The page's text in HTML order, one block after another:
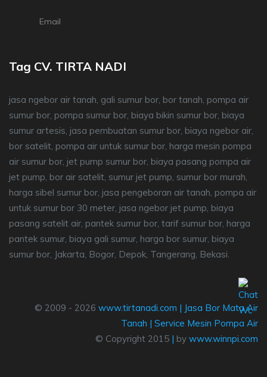
Email
Tag CV. TIRTA NADI
jasa ngebor air tanah, gali sumur bor, bor tanah, pompa air
sumur bor, pompa sumur bor, biaya bikin sumur bor, biaya
sumur artesis, jasa pembuatan sumur bor, biaya ngebor air,
bor satelit, pompa air untuk sumur bor, harga mesin pompa
air sumur bor, jet pump sumur bor, biaya pasang pompa air
jet pump, bor air satelit, sumur jet pump, sumur bor murah,
harga sibel sumur bor, jasa pengeboran air tanah, pompa air
untuk sumur bor 30 meter, jasa ngebor jet pump, biaya
pasang satelit air, pantek sumur bor, tarif sumur bor, harga
pantek sumur, biaya gali sumur, harga bor sumur, biaya
sumur bor, Jakarta, Bogor, Depok, Tangerang, Bekasi.
© 2009 - 2026 www.tirtanadi.com | Jasa Bor Mata Air
Tanah | Service Mesin Pompa Air
© Copyright 2015 | by www.winnpi.com